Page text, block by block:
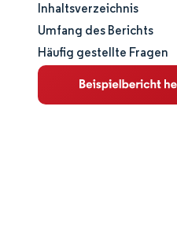
Marktgröße und -anteil
Marktanalyse
Trends und Einblicke
Inhaltsverzeichnis
Umfang des Berichts
Häufig gestellte Fragen